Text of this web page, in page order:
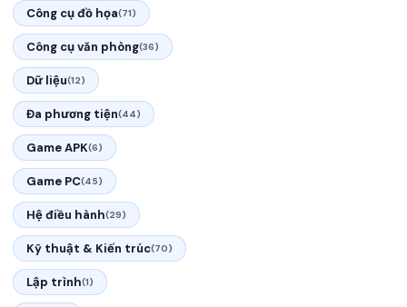
Công cụ đồ họa(71)
Công cụ văn phòng(36)
Dữ liệu(12)
Đa phương tiện(44)
Game APK(6)
Game PC(45)
Hệ điều hành(29)
Kỹ thuật & Kiến trúc(70)
Lập trình(1)